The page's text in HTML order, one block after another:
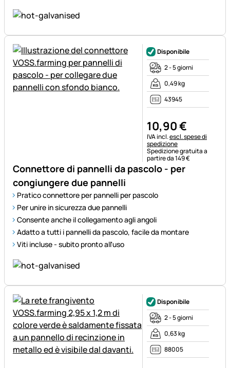
Connettore di pannelli da pascolo - per
congiungere due pannelli
Pratico connettore per pannelli per pascolo
Per unire in sicurezza due pannelli
Consente anche il collegamento agli angoli
Adatto a tutti i pannelli da pascolo, facile da montare
Viti incluse - subito pronto all'uso
Disponibile
2 - 5 giorni
0,49 kg
43945
10,90€
Informazioni fiscali:
IVA incl.escl. spese di
spedizione
Spedizione gratuita a
partire da 149 €
Disponibile
2 - 5 giorni
0,63 kg
88005